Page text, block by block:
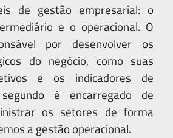
de gestão empresarial: o
e o operacional. O
por desenvolver os
do negócio, como suas
e os indicadores de
é encarregado de
os setores de forma
a gestão operacional.